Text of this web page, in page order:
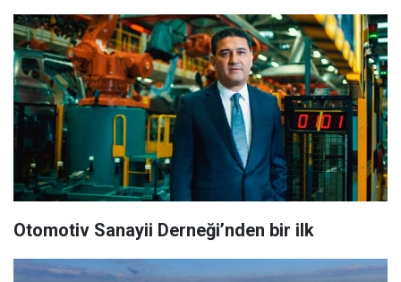
Otomotiv Sanayii Derneği’nden bir ilk